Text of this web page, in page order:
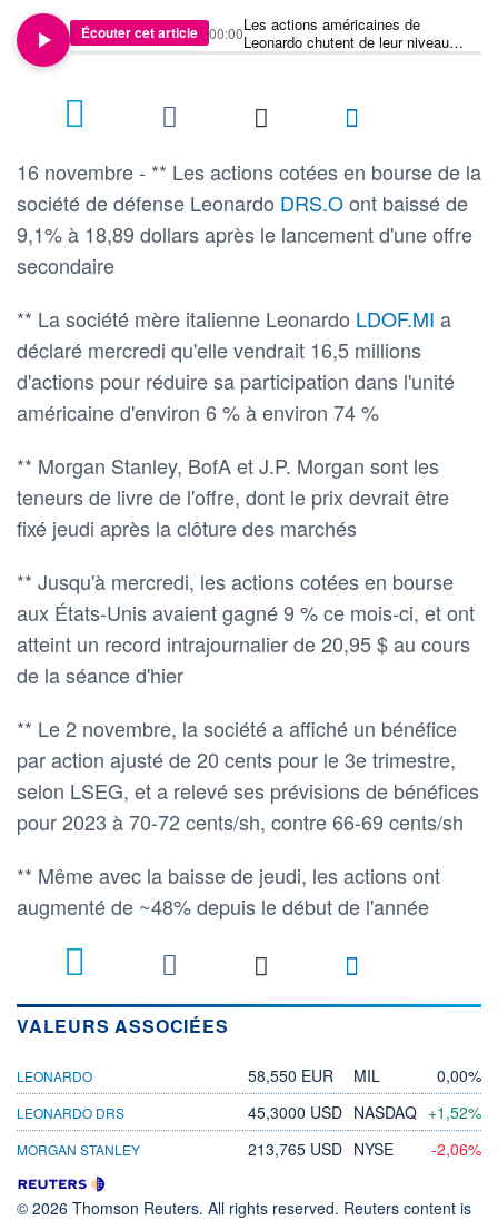
Écouter cet article
Les actions américaines de
Leonardo chutent de leur niveau
record à la suite d'une offre
00:00
16 novembre - ** Les actions cotées en bourse de la
société de défense Leonardo DRS.Oont baissé de
9,1% à 18,89 dollars après le lancement d'une offre
secondaire
** La société mère italienne Leonardo LDOF.MI a
déclaré mercredi qu'elle vendrait 16,5 millions
d'actions pour réduire sa participation dans l'unité
américaine d'environ 6 % à environ 74 %
** Morgan Stanley, BofA et J.P. Morgan sont les
teneurs de livre de l'offre, dont le prix devrait être
fixé jeudi après la clôture des marchés
** Jusqu'à mercredi, les actions cotées en bourse
aux États-Unis avaient gagné 9 % ce mois-ci, et ont
atteint un record intrajournalier de 20,95 $ au cours
de la séance d'hier
** Le 2 novembre, la société a affiché un bénéfice
par action ajusté de 20 cents pour le 3e trimestre,
selon LSEG, et a relevé ses prévisions de bénéfices
pour 2023 à 70-72 cents/sh, contre 66-69 cents/sh
** Même avec la baisse de jeudi, les actions ont
augmenté de ~48% depuis le début de l'année
VALEURS ASSOCIÉES
LEONARDO 58,550 EUR MIL 0,00%
LEONARDO DRS 45,3000 USD NASDAQ +1,52%
MORGAN STANLEY 213,765 USD NYSE -2,06%
© 2026 Thomson Reuters. All rights reserved. Reuters content is